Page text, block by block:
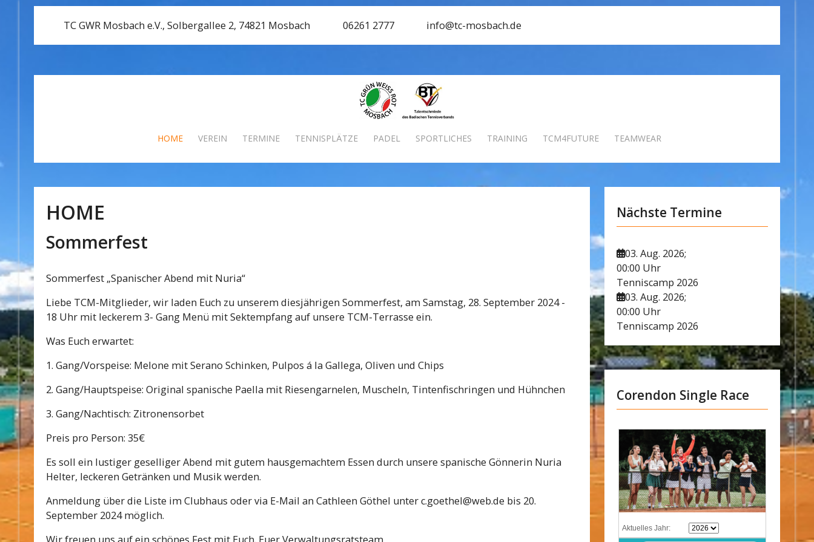
TC GWR Mosbach e.V., Solbergallee 2, 74821 Mosbach 06261 2777 info@tc-mosbach.de
HOME VEREIN TERMINE TENNISPLÄTZE PADEL SPORTLICHES TRAINING TCM4FUTURE TEAMWEAR
HOME
Sommerfest
Sommerfest „Spanischer Abend mit Nuria“
Liebe TCM-Mitglieder, wir laden Euch zu unserem diesjährigen Sommerfest, am Samstag, 28. September 2024 -
18 Uhr mit leckerem 3- Gang Menü mit Sektempfang auf unsere TCM-Terrasse ein.
Was Euch erwartet:
1. Gang/Vorspeise: Melone mit Serano Schinken, Pulpos á la Gallega, Oliven und Chips
2. Gang/Hauptspeise: Original spanische Paella mit Riesengarnelen, Muscheln, Tintenfischringen und Hühnchen
3. Gang/Nachtisch: Zitronensorbet
Preis pro Person: 35€
Es soll ein lustiger geselliger Abend mit gutem hausgemachtem Essen durch unsere spanische Gönnerin Nuria
Helter, leckeren Getränken und Musik werden.
Anmeldung über die Liste im Clubhaus oder via E-Mail an Cathleen Göthel unterc.goethel@web.de bis 20.
September 2024 möglich.
Nächste Termine
03. Aug. 2026;
00:00 Uhr
Tenniscamp 2026
03. Aug. 2026;
00:00 Uhr
Tenniscamp 2026
Corendon Single Race